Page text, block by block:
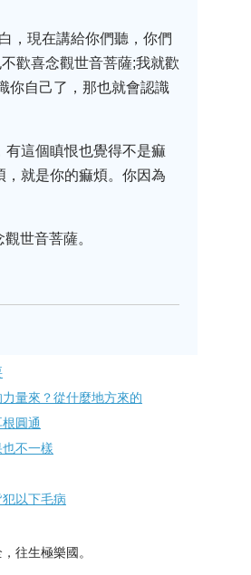
，現在講給你們聽，你們
歡喜念觀世音菩薩;我就歡
你自己了，那也就會認識
這個瞋恨也覺得不是痲
就是你的痲煩。你因為
世音菩薩。
量來？從什麼地方來的
圓​通
不一樣
以下毛病
往生極樂國。